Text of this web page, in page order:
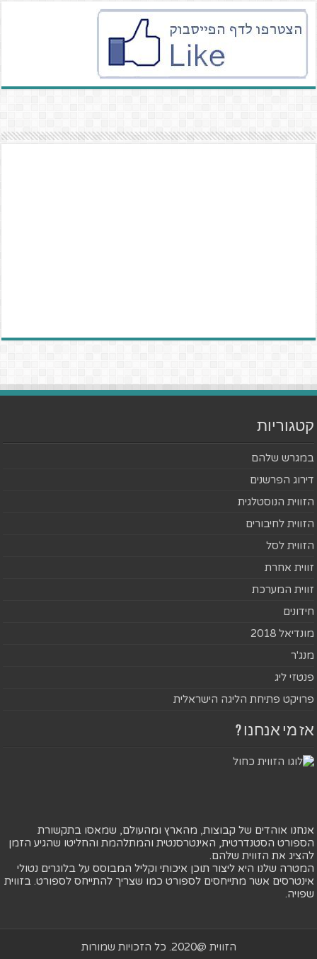
קטגוריות
במגרש שלהם
דירוג הפרשנים
הזווית הנוסטלגית
הזווית לחיבורים
הזווית לסל
זווית אחרת
זווית המערכת
חידונים
מונדיאל 2018
מנג'ר
פנטזי ליג
פרויקט פתיחת הליגה הישראלית
אז מי אנחנו ?
אנחנו אוהדים של קבוצות, מהארץ ומהעולם, שמאסו בתקשורת
הספורט הסטנדרטית, האינטרסנטית והמתלהמת והחליטו שהגיע הזמן
להציג את הזווית שלהם.
המטרה שלנו היא ליצור תוכן איכותי וקליל המבוסס על בלוגרים נטולי
אינטרסים אשר מתייחסים לספורט כמו שצריך להתייחס לספורט. בזווית
שפויה.
הזווית @2020. כל הזכויות שמורות